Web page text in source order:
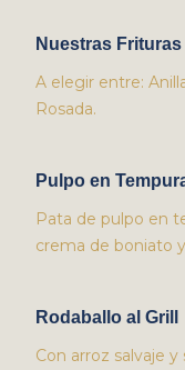
Nuestras Frituras
A elegir entre:
Rosada.
Pulpo en
Pata de pulpo en
crema de boniato
Rodaballo al Grill
Con arroz salvaje y